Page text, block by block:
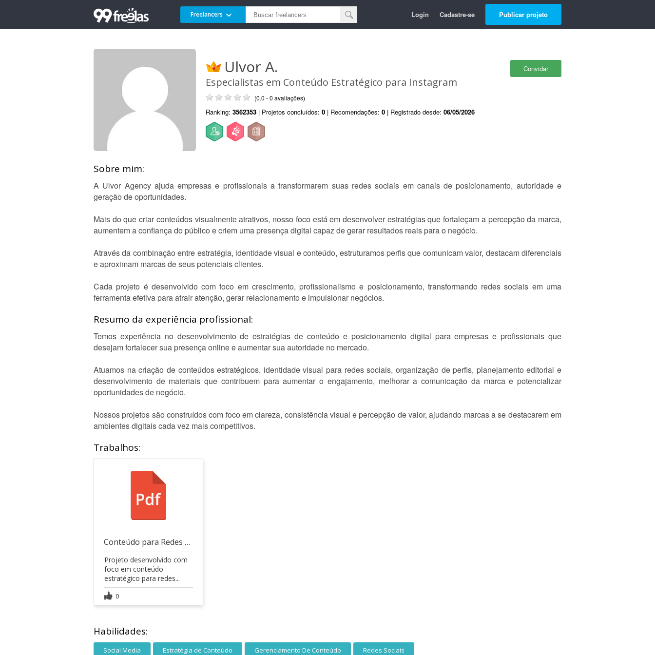
Freelancers Login Cadastre-se Publicar projeto
Convidar
Ulvor A.
Especialistas em Conteúdo Estratégico para Instagram
(0.0 - 0 avaliações)
Ranking: 3562353 | Projetos concluídos: 0 | Recomendações: 0 | Registrado desde: 06/05/2026
Sobre mim:
A Ulvor Agency ajuda empresas e profissionais a transformarem suas redes sociais em canais de posicionamento, autoridade e
geração de oportunidades.
Mais do que criar conteúdos visualmente atrativos, nosso foco está em desenvolver estratégias que fortaleçam a percepção da marca,
aumentem a confiança do público e criem uma presença digital capaz de gerar resultados reais para o negócio.
Através da combinação entre estratégia, identidade visual e conteúdo, estruturamos perfis que comunicam valor, destacam diferenciais
e aproximam marcas de seus potenciais clientes.
Cada projeto é desenvolvido com foco em crescimento, profissionalismo e posicionamento, transformando redes sociais em uma
ferramenta efetiva para atrair atenção, gerar relacionamento e impulsionar negócios.
Resumo da experiência profissional:
Temos experiência no desenvolvimento de estratégias de conteúdo e posicionamento digital para empresas e profissionais que
desejam fortalecer sua presença online e aumentar sua autoridade no mercado.
Atuamos na criação de conteúdos estratégicos, identidade visual para redes sociais, organização de perfis, planejamento editorial e
desenvolvimento de materiais que contribuem para aumentar o engajamento, melhorar a comunicação da marca e potencializar
oportunidades de negócio.
Nossos projetos são construídos com foco em clareza, consistência visual e percepção de valor, ajudando marcas a se destacarem em
ambientes digitais cada vez mais competitivos.
Trabalhos:
Conteúdo para Redes Sociais & Viralização
Projeto desenvolvido com
foco em conteúdo
estratégico para redes...
0
Habilidades:
Social Media Estratégia de Conteúdo Gerenciamento De Conteúdo Redes Sociais